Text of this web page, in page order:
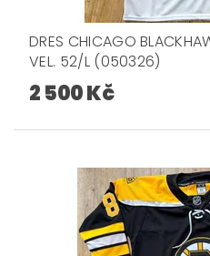
DRES CHICAGO
VEL. 52/L (050326)
2 500 Kč